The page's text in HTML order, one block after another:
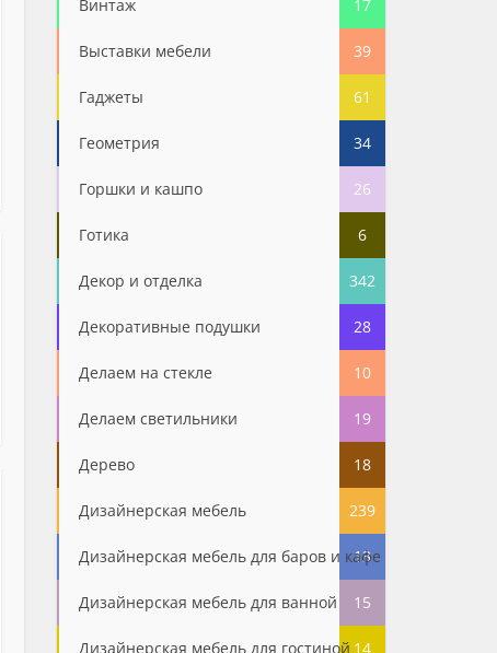
Винтаж 17
Выставки мебели 39
Гаджеты 61
Геометрия 34
Горшки и кашпо 26
Готика 6
Декор и отделка 342
Декоративные подушки 28
Делаем на стекле 10
Делаем светильники 19
Дерево 18
Дизайнерская мебель 239
Дизайнерская мебель для баров и кафе
13
Дизайнерская мебель для ванной 15
Дизайнерская мебель для гостиной 14